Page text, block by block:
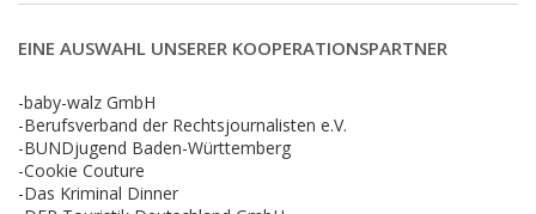
EINE AUSWAHL UNSERER KOOPERATIONSPARTNER
-baby-walz GmbH
-Berufsverband der Rechtsjournalisten e.V.
-BUNDjugend Baden-Württemberg
-Cookie Couture
-Das Kriminal Dinner